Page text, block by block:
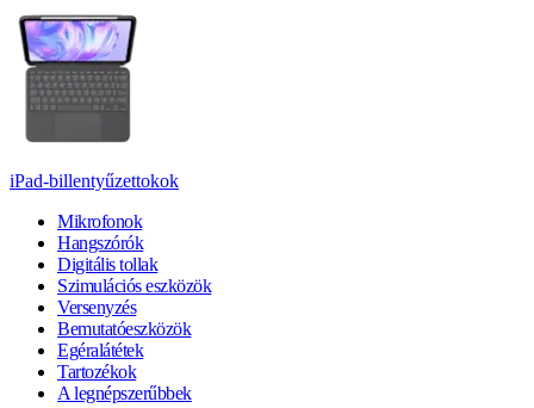
iPad-billentyűzettokok
Mikrofonok
Hangszórók
Digitális tollak
Szimulációs eszközök
Versenyzés
Bemutatóeszközök
Egéralátétek
Tartozékok
A legnépszerűbbek